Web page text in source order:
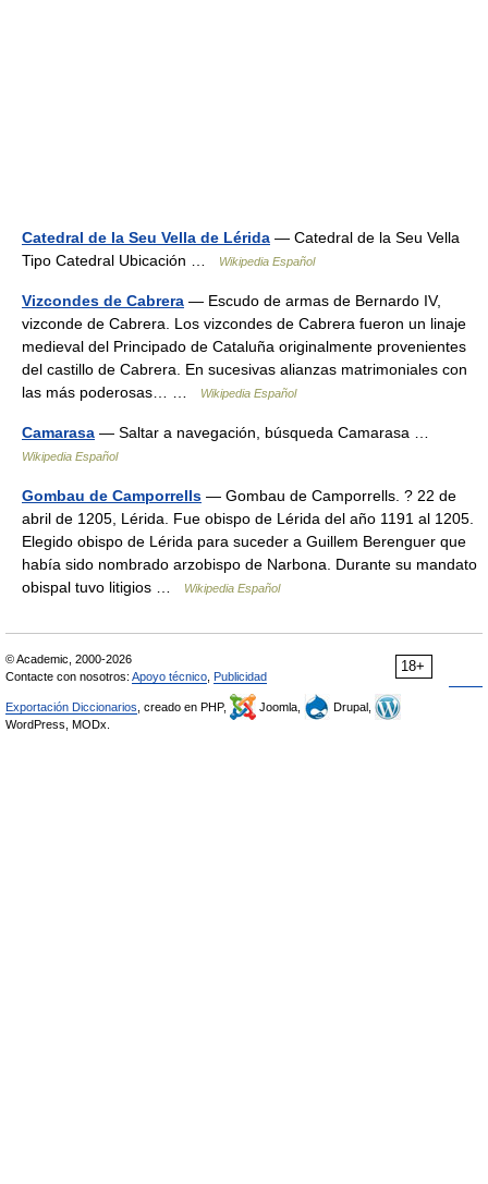
Catedral de la Seu Vella de Lérida — Catedral de la Seu Vella
Tipo Catedral Ubicación …
Wikipedia Español
Vizcondes de Cabrera — Escudo de armas de Bernardo IV,
vizconde de Cabrera. Los vizcondes de Cabrera fueron un linaje
medieval del Principado de Cataluña originalmente provenientes
del castillo de Cabrera. En sucesivas alianzas matrimoniales con
las más poderosas… …
Wikipedia Español
Camarasa — Saltar a navegación, búsqueda Camarasa …
Wikipedia Español
Gombau de Camporrells — Gombau de Camporrells. ? 22 de
abril de 1205, Lérida. Fue obispo de Lérida del año 1191 al 1205.
Elegido obispo de Lérida para suceder a Guillem Berenguer que
había sido nombrado arzobispo de Narbona. Durante su mandato
obispal tuvo litigios …
Wikipedia Español
18+
© Academic, 2000-2026
Contacte con nosotros: Apoyo técnico Publicidad
Exportación Diccionarios , creado en PHP, Joomla,
Drupal,
WordPress, MODx.